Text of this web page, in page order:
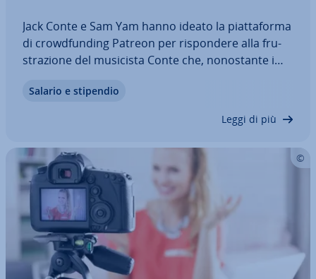
Jack Conte e Sam Yam hanno ideato la piat­ta­for­ma
di cro­w­d­fun­ding Patreon per ri­spon­de­re alla fru­
stra­zio­ne del musicista Conte che, no­no­stan­te i
dai video che pub­bli­ca­va su YouTube. Patreon è
Salario e stipendio
Leggi di più